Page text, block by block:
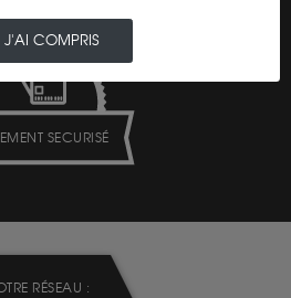
SECURISÉ
RÉSEAU :
J'AI COMPRIS